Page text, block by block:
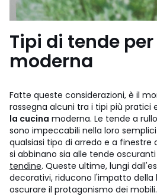
Tipi di tende
moderna
Fatte queste considerazioni, è il
rassegna alcuni tra i tipi più pratici
la cucina moderna. Le tende a
sono impeccabili nella loro
qualsiasi tipo di arredo e a finestre
si abbinano sia alle tende
tendine. Queste ultime, lungi
decorativi, riducono l'impatto della
oscurare il protagonismo dei mobili.